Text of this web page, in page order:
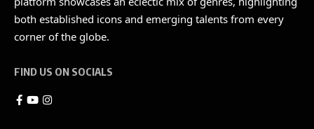
both established icons and emerging talents from every
corner of the globe.
FIND US ON SOCIALS